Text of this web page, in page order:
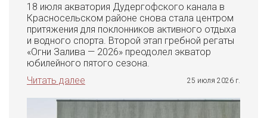
18 июля акватория Дудергофского канала в
Красносельском районе снова стала центром
притяжения для поклонников активного отдыха
и водного спорта. Второй этап гребной регаты
«Огни Залива — 2026» преодолел экватор
юбилейного пятого сезона.
Читать далее
25 июля 2026 г.